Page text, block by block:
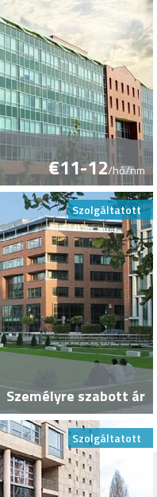
€11-12/hó/nm
Szolgáltatott
Személyre szabott ár
Szolgáltatott